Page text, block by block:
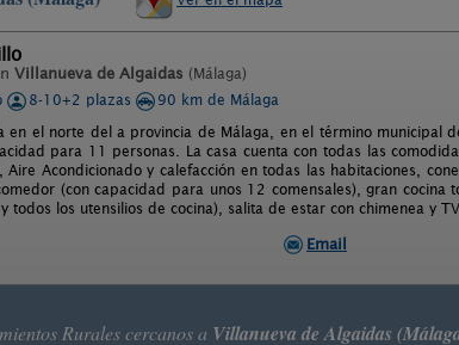
Villanueva de Algaidas (Málaga)
8-10+2 plazas
90 km de Málaga
en el norte del a provincia de Málaga, en el término municipal
para 11 personas. La casa cuenta con todas las
Aire Acondicionado y calefacción en todas las habitaciones,
(con capacidad para unos 12 comensales), gran cocina
todos los utensilios de cocina), salita de estar con chimenea y
Email
Rurales cercanos a Villanueva de Algaidas